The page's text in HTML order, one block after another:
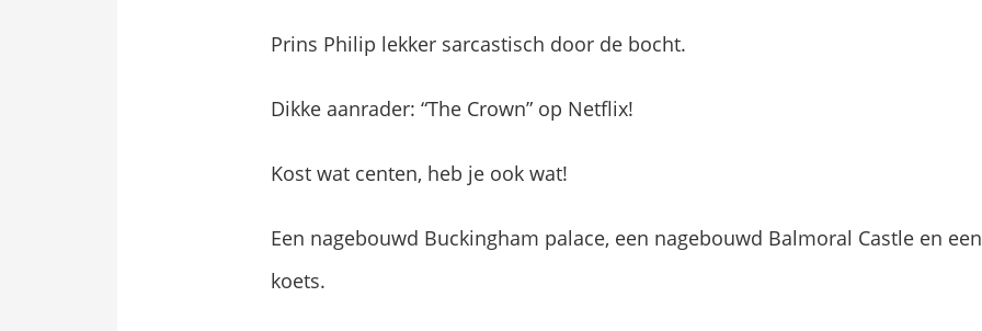
Prins Philip lekker sarcastisch door de bocht.
Dikke aanrader: “The Crown” op Netflix!
Kost wat centen, heb je ook wat!
Een nagebouwd Buckingham palace, een nagebouwd Balmoral Castle en
koets.